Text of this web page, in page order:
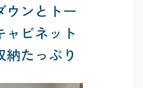
ウンとトー
ャビネット
納たっぷり